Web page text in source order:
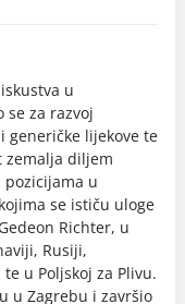
u
za razvoj
generičke lijekove te
zemalja diljem
pozicijama u
se ističu uloge
Richter, u
Rusiji,
u Poljskoj za Plivu.
u Zagrebu i završio